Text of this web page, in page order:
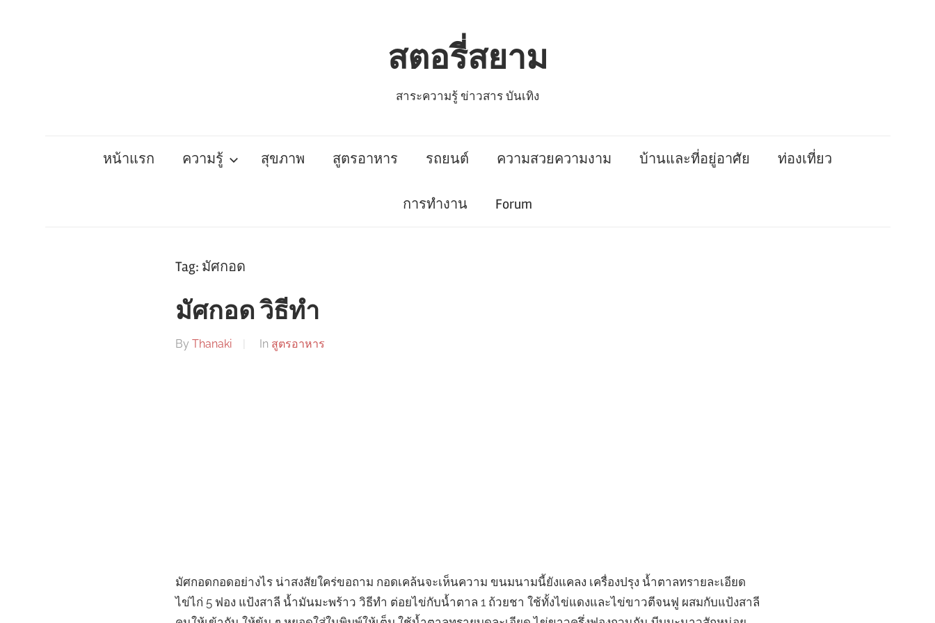
สตอรี่สยาม
สาระความรู้ ข่าวสาร บันเทิง
หน้าแรก ความรู้ สุขภาพ สูตรอาหาร รถยนต์ ความสวยความงาม บ้านและที่อยู่อาศัย ท่องเที่ยว
การทำงาน Forum
Tag: มัศกอด
มัศกอด วิธีทำ
By Thanaki In สูตรอาหาร
มัศกอดกอดอย่างไร น่าสงสัยใคร่ขอถาม กอดเคล้นจะเห็นความ ขนมนามนี้ยังแคลง เครื่องปรุง น้ำตาลทรายละเอียด
ไข่ไก่ 5 ฟอง แป้งสาลี น้ำมันมะพร้าว วิธีทำ ต่อยไข่กับน้ำตาล 1 ถ้วยชา ใช้ทั้งไข่แดงและไข่ขาวตีจนฟู ผสมกับแป้งสาลี